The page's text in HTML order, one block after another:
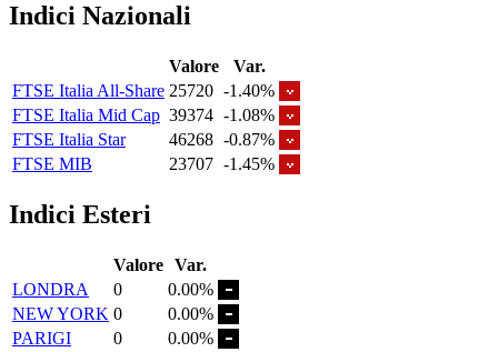
Indici Nazionali
Valore
Var.
FTSE Italia All-Share 25720 -1.40%
FTSE Italia Mid Cap 39374 -1.08%
FTSE Italia Star
46268 -0.87%
FTSE MIB
23707 -1.45%
Indici Esteri
Valore Var.
LONDRA
0
0.00%
NEW YORK 0
0.00%
PARIGI
0
0.00%